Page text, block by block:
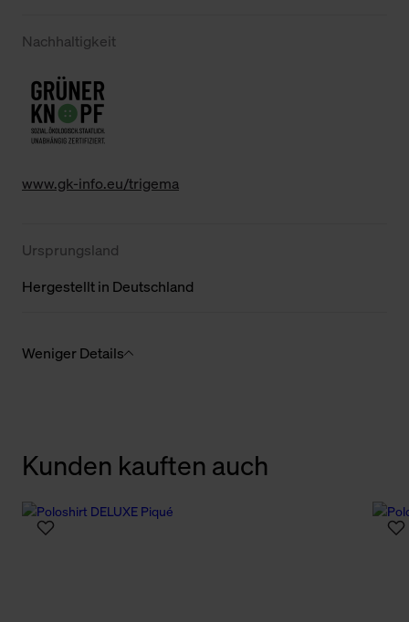
Nachhaltigkeit
www.gk-info.eu/trigema
Ursprungsland
Hergestellt in Deutschland
Weniger Details
Kunden kauften auch